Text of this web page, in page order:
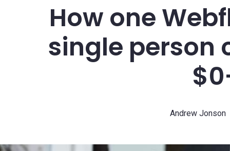
How one
single person
Andrew Jonson